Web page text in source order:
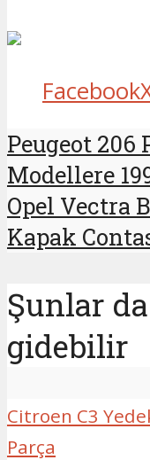
Facebook
Peugeot
Modellere
Opel Vectra
Kapak
Şunlar
gidebilir
Citroen C3
Parça